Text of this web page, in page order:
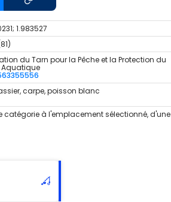
1.983527
du Tarn pour la Pêche et la Protection du
Aquatique
carpe, poisson blanc
catégorie à l'emplacement sélectionné, d'une